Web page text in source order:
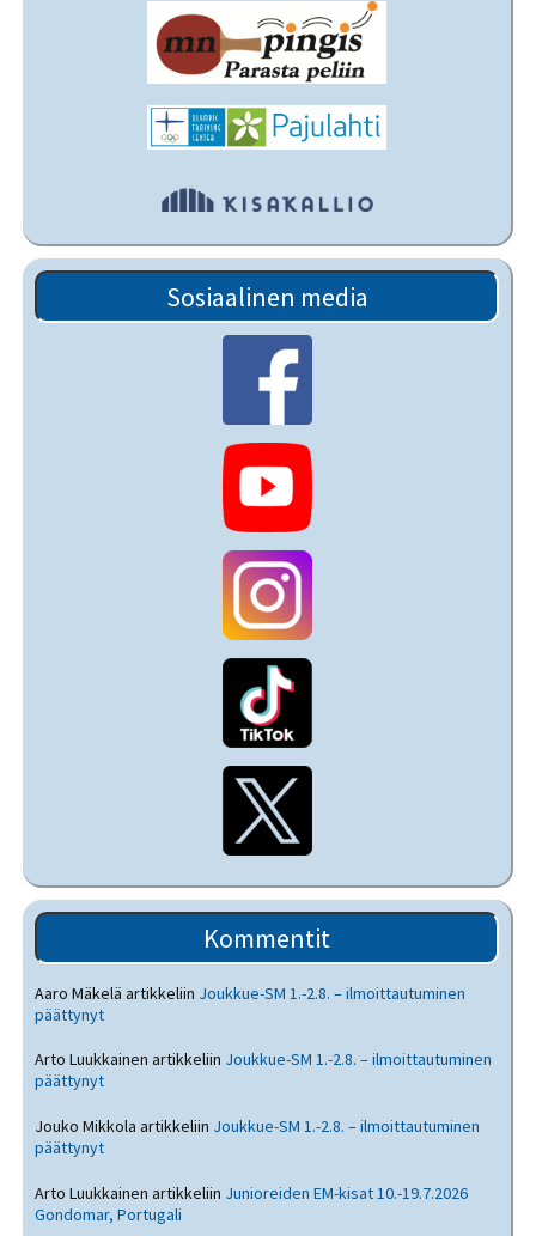
Sosiaalinen media
Kommentit
Aaro Mäkelä artikkeliin Joukkue-SM 1.-2.8. – ilmoittautuminen
päättynyt
Arto Luukkainen artikkeliin Joukkue-SM 1.-2.8. – ilmoittautuminen
päättynyt
Jouko Mikkola artikkeliin Joukkue-SM 1.-2.8. – ilmoittautuminen
päättynyt
Arto Luukkainen artikkeliin Junioreiden EM-kisat 10.-19.7.2026
Gondomar, Portugali